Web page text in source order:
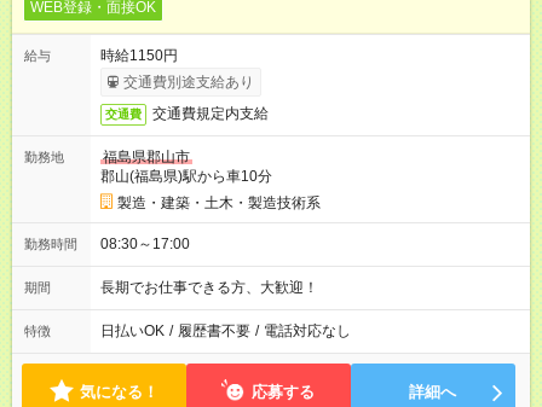
WEB登録・面接OK
給与
時給1150円
交通費別途支給あり
交通費 交通費規定内支給
勤務地
福島県郡山市
郡山(福島県)駅から車10分
製造・建築・土木・製造技術系
勤務時間 08:30～17:00
期間 長期でお仕事できる方、大歓迎！
特徴 日払いOK / 履歴書不要 / 電話対応なし
気になる！ 応募する 詳細へ